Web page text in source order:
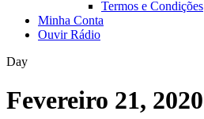
Termos e Condições
Minha Conta
Ouvir Rádio
Day
Fevereiro 21, 2020